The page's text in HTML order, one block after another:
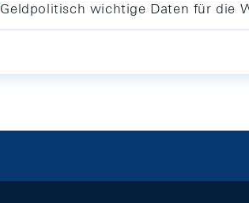
Geldpolitisch wichtige Daten für die